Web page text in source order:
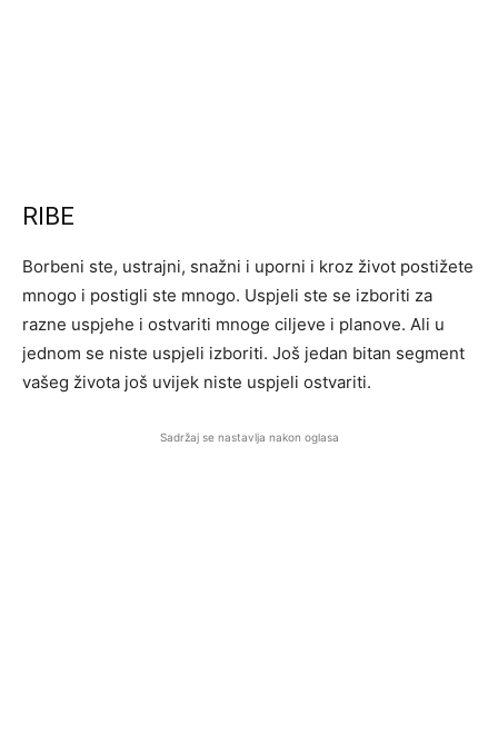
RIBE
Borbeni ste, ustrajni, snažni i uporni i kroz život postižete
mnogo i postigli ste mnogo. Uspjeli ste se izboriti za
razne uspjehe i ostvariti mnoge ciljeve i planove. Ali u
jednom se niste uspjeli izboriti. Još jedan bitan segment
vašeg života još uvijek niste uspjeli ostvariti.
Sadržaj se nastavlja nakon oglasa